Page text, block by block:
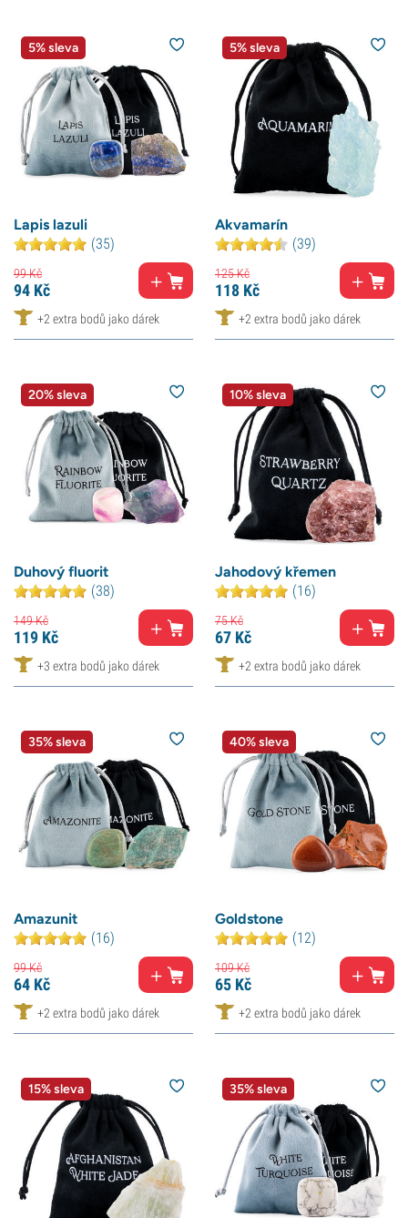
5% sleva
Lapis lazuli
(35)
99Kč
94 Kč
+2 extra bodů jako dárek
5% sleva
Akvamarín
(39)
125Kč
118 Kč
+2 extra bodů jako dárek
20% sleva
Duhový fluorit
(38)
149Kč
119 Kč
+3 extra bodů jako dárek
10% sleva
Jahodový křemen
(16)
75Kč
67 Kč
+2 extra bodů jako dárek
35% sleva
Amazunit
(16)
99Kč
64 Kč
+2 extra bodů jako dárek
40% sleva
Goldstone
(12)
109Kč
65 Kč
+2 extra bodů jako dárek
15% sleva 35% sleva